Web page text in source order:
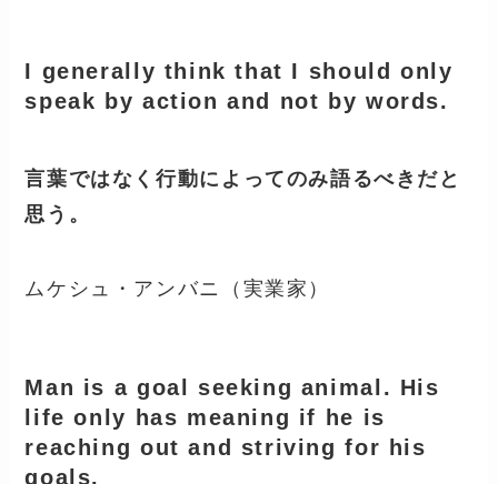
I generally think that I should only
speak by action and not by words.
言葉ではなく行動によってのみ語るべきだと
思う。
ムケシュ・アンバニ（実業家）
Man is a goal seeking animal. His
life only has meaning if he is
reaching out and striving for his
goals.